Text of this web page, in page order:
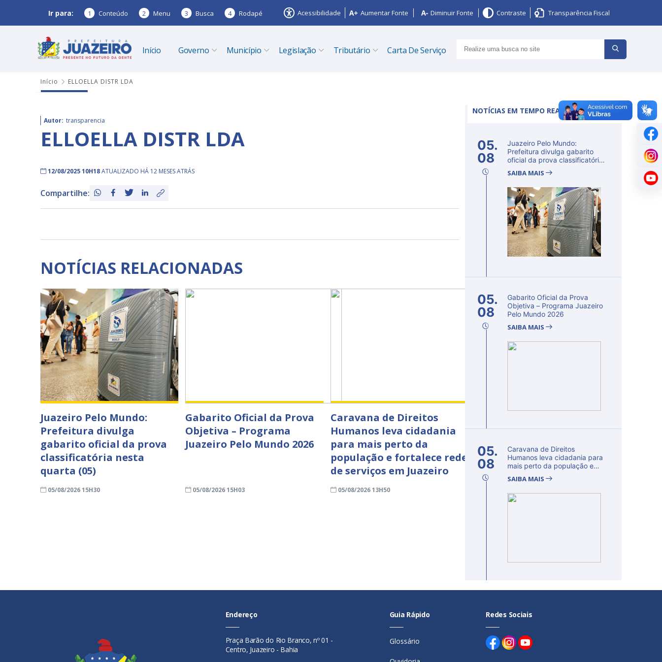
Ir para: 1 Conteúdo 2 Menu 3 Busca 4 Rodapé Acessibilidade Aumentar Fonte Diminuir Fonte Contraste Transparência Fiscal
Início Governo Município Legislação Tributário Carta De Serviço
Início ELLOELLA DISTR LDA
Autor: transparencia
ELLOELLA DISTR LDA
12/08/2025 10H18ATUALIZADO HÁ 12 MESES ATRÁS
Compartilhe:
NOTÍCIAS RELACIONADAS
Juazeiro Pelo Mundo:
Prefeitura divulga
gabarito oficial da prova
classificatória nesta
quarta (05)
05/08/2026 15H30
Gabarito Oficial da Prova
Objetiva – Programa
Juazeiro Pelo Mundo 2026
05/08/2026 15H03
Caravana de Direitos
Humanos leva cidadania
para mais perto da
população e fortalece rede
de serviços em Juazeiro
05/08/2026 13H50
NOTÍCIAS EM TEMPO REAL
05.
08
Juazeiro Pelo Mundo:
Prefeitura divulga gabarito
oficial da prova classificatória
SAIBA MAIS
05.
08
Gabarito Oficial da Prova
Objetiva – Programa Juazeiro
Pelo Mundo 2026
SAIBA MAIS
05.
08
Caravana de Direitos
Humanos leva cidadania para
mais perto da população e
SAIBA MAIS
Endereço
Praça Barão do Rio Branco, nº 01 -
Centro, Juazeiro - Bahia
Guia Rápido
Glossário
Redes Sociais